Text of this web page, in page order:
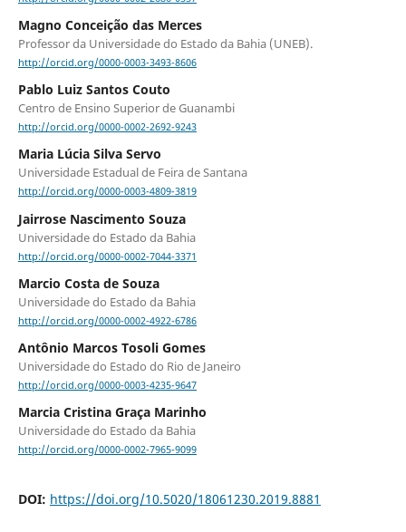
Magno Conceição das Merces
Professor da Universidade do Estado da Bahia (UNEB).
http://orcid.org/0000-0003-3493-8606
Pablo Luiz Santos Couto
Centro de Ensino Superior de Guanambi
http://orcid.org/0000-0002-2692-9243
Maria Lúcia Silva Servo
Universidade Estadual de Feira de Santana
http://orcid.org/0000-0003-4809-3819
Jairrose Nascimento Souza
Universidade do Estado da Bahia
http://orcid.org/0000-0002-7044-3371
Marcio Costa de Souza
Universidade do Estado da Bahia
http://orcid.org/0000-0002-4922-6786
Antônio Marcos Tosoli Gomes
Universidade do Estado do Rio de Janeiro
http://orcid.org/0000-0003-4235-9647
Marcia Cristina Graça Marinho
Universidade do Estado da Bahia
http://orcid.org/0000-0002-7965-9099
DOI: https://doi.org/10.5020/18061230.2019.8881